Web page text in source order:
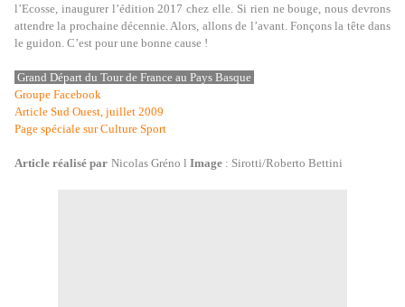
l’Ecosse, inaugurer l’édition 2017 chez elle. Si rien ne bouge, nous devrons
attendre la prochaine décennie. Alors, allons de l’avant. Fonçons la tête dans
le guidon. C’est pour une bonne cause !
Grand Départ du Tour de France au Pays Basque
Groupe Facebook
Article Sud Ouest, juillet 2009
Page spéciale sur Culture Sport
Article réalisé par Nicolas Gréno l Image : Sirotti/Roberto Bettini